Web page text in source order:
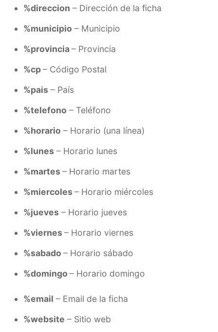
%direccion – Dirección de la ficha
%municipio – Municipio
%provincia– Provincia
%cp– Código Postal
%pais – País
%telefono – Teléfono
%horario – Horario (una línea)
%lunes – Horario lunes
%martes – Horario martes
%miercoles – Horario miércoles
%jueves – Horario jueves
%viernes – Horario viernes
%sabado – Horario sábado
%domingo – Horario domingo
%email – Email de la ficha
%website – Sitio web